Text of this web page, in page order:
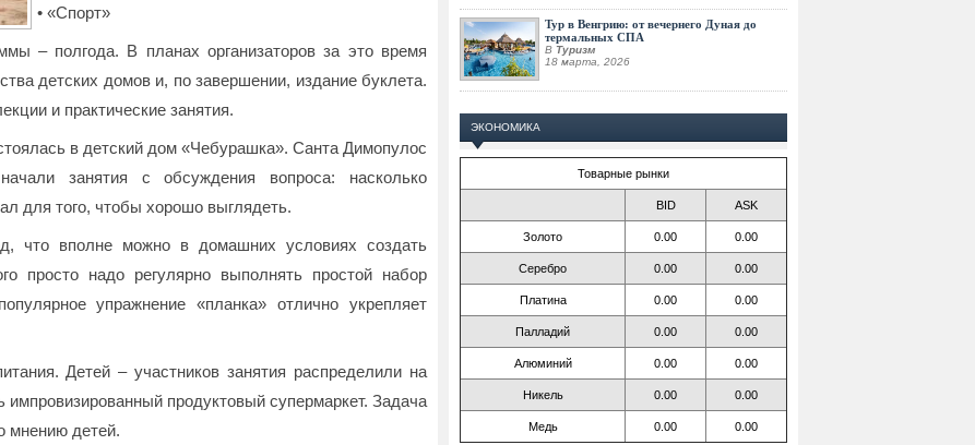
• «Спорт»
– полгода. В планах организаторов за это время
детских домов и, по завершении, издание буклета.
и практические занятия.
в детский дом «Чебурашка». Санта Димопулос
занятия с обсуждения вопроса: насколько
для того, чтобы хорошо выглядеть.
что вполне можно в домашних условиях создать
просто надо регулярно выполнять простой набор
упражнение «планка» отлично укрепляет
Детей – участников занятия распределили на
импровизированный продуктовый супермаркет. Задача
мнению детей.
Тур в Венгрию: от вечернего Дуная до
термальных СПА
В Туризм
18 марта, 2026
ЭКОНОМИКА
Товарные рынки
BID ASK
Золото 0.00 0.00
Серебро 0.00 0.00
Платина 0.00 0.00
Палладий 0.00 0.00
Алюминий 0.00 0.00
Никель 0.00 0.00
Медь 0.00 0.00